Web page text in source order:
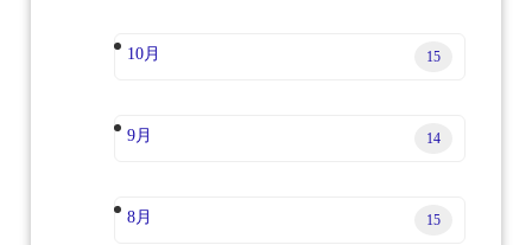
10月 15
9月 14
8月 15